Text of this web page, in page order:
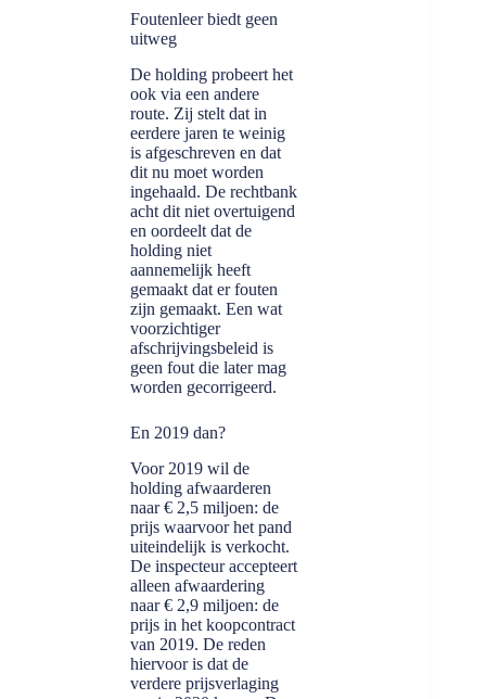
Foutenleer biedt geen
uitweg
De holding probeert het
ook via een andere
route. Zij stelt dat in
eerdere jaren te weinig
is afgeschreven en dat
dit nu moet worden
ingehaald. De rechtbank
acht dit niet overtuigend
en oordeelt dat de
holding niet
aannemelijk heeft
gemaakt dat er fouten
zijn gemaakt. Een wat
voorzichtiger
afschrijvingsbeleid is
geen fout die later mag
worden gecorrigeerd.
En 2019 dan?
Voor 2019 wil de
holding afwaarderen
naar € 2,5 miljoen: de
prijs waarvoor het pand
uiteindelijk is verkocht.
De inspecteur accepteert
alleen afwaardering
naar € 2,9 miljoen: de
prijs in het koopcontract
van 2019. De reden
hiervoor is dat de
verdere prijsverlaging